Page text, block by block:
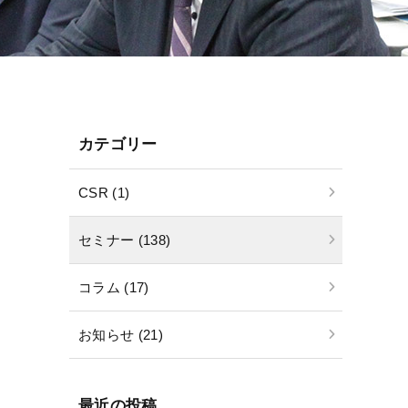
カテゴリー
CSR (1)
セミナー (138)
コラム (17)
お知らせ (21)